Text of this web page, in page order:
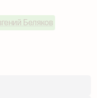
Беляков